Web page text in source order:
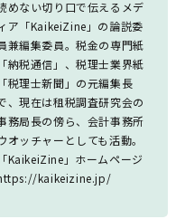
めない切り口で伝えるメデ
ア「KaikeiZine」の論説委
兼編集委員。税金の専門紙
「納税通信」、税理士業界紙
「税理士新聞」の元編集長
、現在は租税調査研究会の
務局長の傍ら、会計事務所
オッチャーとしても活動。
「KaikeiZine」ホームページ
kaikeizine.jp/